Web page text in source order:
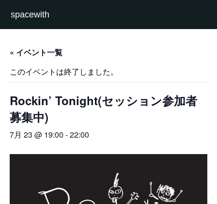
spacewith
« イベント一覧
このイベントは終了しました。
Rockin’ Tonight(セッション参加者
募集中)
7月 23 @ 19:00 -22:00